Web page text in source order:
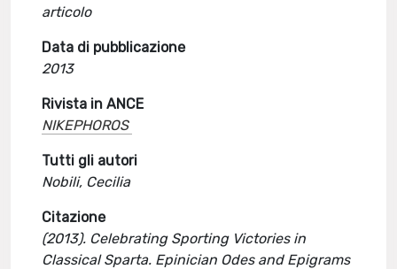
articolo
Data di pubblicazione
2013
Rivista in ANCE
NIKEPHOROS
Tutti gli autori
Nobili, Cecilia
Citazione
(2013). Celebrating Sporting Victories in
Classical Sparta. Epinician Odes and Epigrams